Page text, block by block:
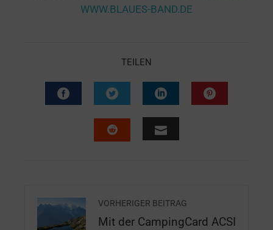
WWW.BLAUES-BAND.DE
TEILEN
VORHERIGER BEITRAG
Mit der CampingCard ACSI